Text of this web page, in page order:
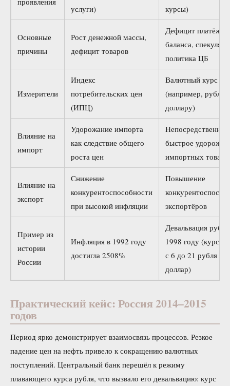
услуги) курсы)
Основные
причины
Рост денежной массы,
дефицит товаров
Дефицит
баланса,
политика ЦБ
Измерители
Индекс
потребительских цен
(ИПЦ)
Валютный курс
(например, рубль к
доллару)
Влияние на
импорт
Удорожание импорта
как следствие общего
роста цен
быстрое
импортных
Влияние на
экспорт
Снижение
конкурентоспособности
при высокой инфляции
Повышение
экспортёров
Пример из
истории
России
Инфляция в 1992 году
достигла 2508%
Девальвация
1998 году (курс
с 6 до 21 рубля за
доллар)
Практический кейс: Россия 2014–2015
годов
Период ярко демонстрирует взаимосвязь процессов. Резкое
падение цен на нефть привело к сокращению валютных
поступлений. Центральный банк перешёл к режиму
плавающего курса рубля, что вызвало его девальвацию: курс